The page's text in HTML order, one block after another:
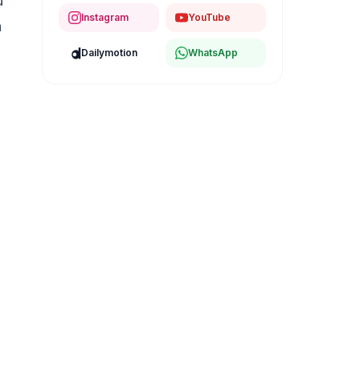
Instagram YouTube
Dailymotion WhatsApp